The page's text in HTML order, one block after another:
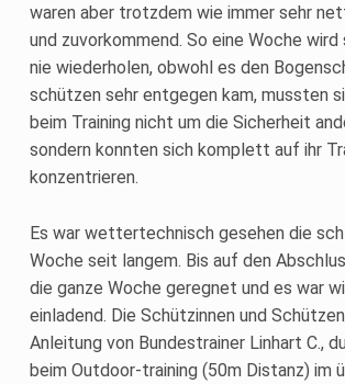
waren aber trotzdem wie immer sehr
und zuvorkommend. So eine Woche
nie wiederholen, obwohl es den
schützen sehr entgegen kam, mussten
beim Training nicht um die Sicherheit
sondern konnten sich komplett auf ihr
konzentrieren.
Es war wettertechnisch gesehen die
Woche seit langem. Bis auf den
die ganze Woche geregnet und es war
einladend. Die Schützinnen und
Anleitung von Bundestrainer Linhart C.,
beim Outdoor-training (50m Distanz) im